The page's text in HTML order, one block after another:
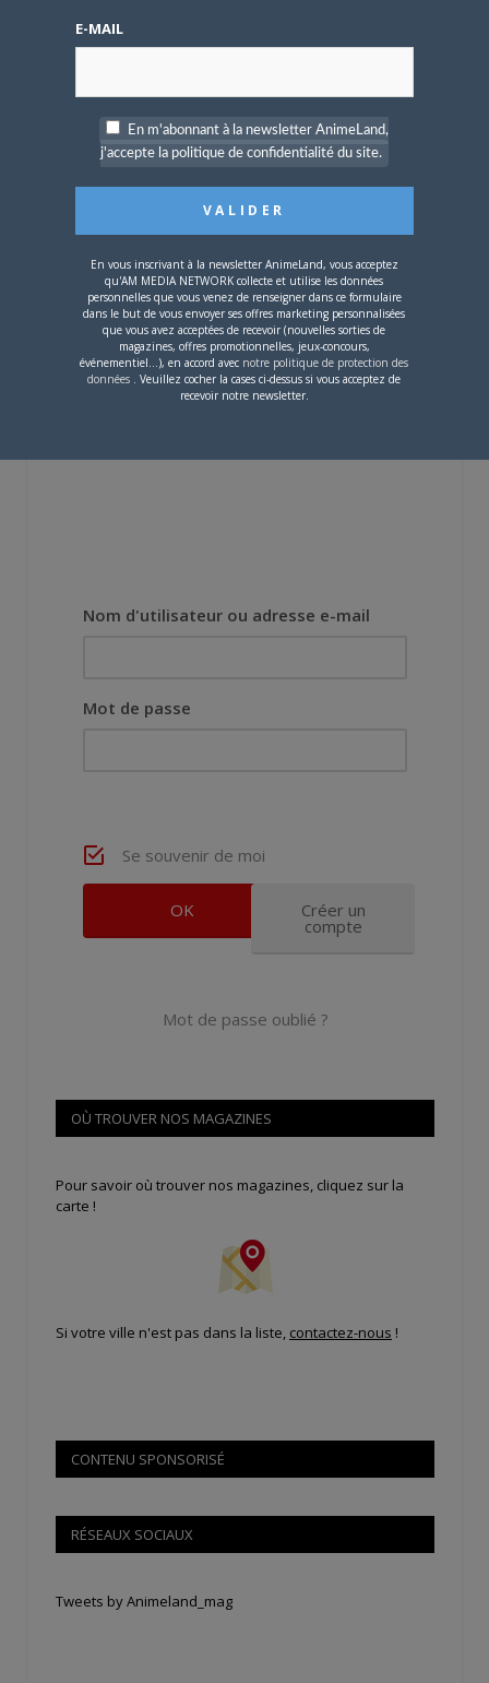
Une nouvelle série TV
Digimon en préparation
4 JUILLET 2026 0
[Entretien] Mokochan : «
Lors des prémices du
projet, il était déjà
demandé de suivre au
mieux le manga
originel.»
Nom d'utilisateur ou adresse e-mail
Mot de passe
Se souvenir de moi
Créer un
compte
Mot de passe oublié ?
OÙ TROUVER NOS MAGAZINES
Pour savoir où trouver nos magazines, cliquez sur la
carte !
Si votre ville n'est pas dans la liste, contactez-nous !
CONTENU SPONSORISÉ
RÉSEAUX SOCIAUX
Tweets by Animeland_mag
E-MAIL
En m'abonnant à la newsletter AnimeLand,
j'accepte la politique de confidentialité du site.
En vous inscrivant à la newsletter AnimeLand, vous acceptez
qu'AM MEDIA NETWORK collecte et utilise les données
personnelles que vous venez de renseigner dans ce formulaire
dans le but de vous envoyer ses offres marketing personnalisées
que vous avez acceptées de recevoir (nouvelles sorties de
magazines, offres promotionnelles, jeux-concours,
événementiel...), en accord avec notre politique de protection des
données . Veuillez cocher la cases ci-dessus si vous acceptez de
recevoir notre newsletter.